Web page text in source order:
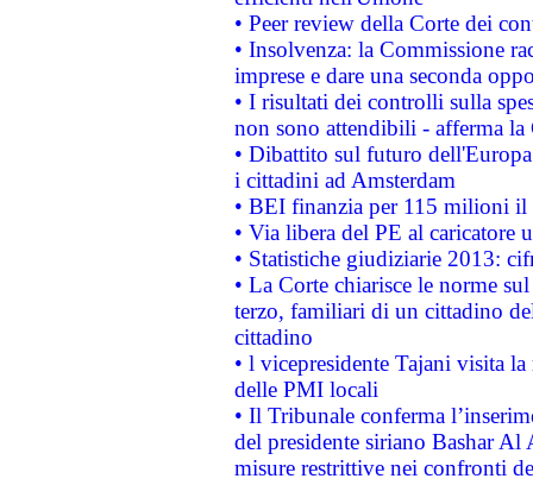
• Peer review della Corte dei
• Insolvenza: la Commissione
imprese e dare una seconda
• I risultati dei controlli sulla
non sono attendibili - afferma la
• Dibattito sul futuro
i cittadini ad Amsterdam
• BEI finanzia per 115 milioni
• Via libera del PE al caricatore
• Statistiche giudiziarie 2013:
• La Corte chiarisce le norme
terzo, familiari di un cittadino
cittadino
• l vicepresidente Tajani visita
delle PMI locali
• Il Tribunale conferma
del presidente siriano Bashar Al
misure restrittive nei confronti